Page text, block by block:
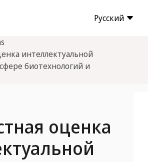
Русский
интеллектуальной
биотехнологий и
оценка